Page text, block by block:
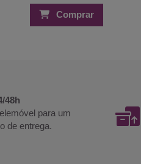
Comprar
48h
para um
de entrega.